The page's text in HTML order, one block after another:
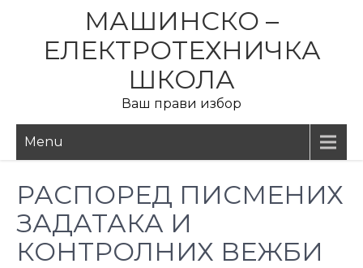
content
МАШИНСКО –
ЕЛЕКТРОТЕХНИЧКА
ШКОЛА
Ваш прави избор
Menu
РАСПОРЕД ПИСМЕНИХ
ЗАДАТАКА И
КОНТРОЛНИХ ВЕЖБИ